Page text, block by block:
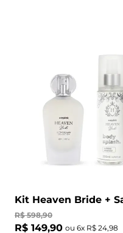
Kit Heaven Bride +
R$ 598,90
R$ 149,90 ou 6x R$ 24,98